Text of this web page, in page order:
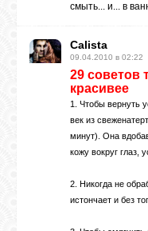
смыть... и... в
Calista
09.04.2010 в 02:22
29 советов
красивее
1. Чтобы вернуть
век из
минут). Она
кожу вокруг глаз,
2. Никогда не
истончает и без